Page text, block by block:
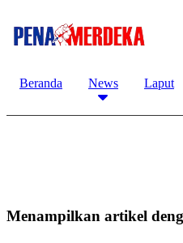
Beranda News Laput
Menampilkan artikel